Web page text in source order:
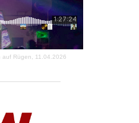
auf Rügen, 11.04.2026